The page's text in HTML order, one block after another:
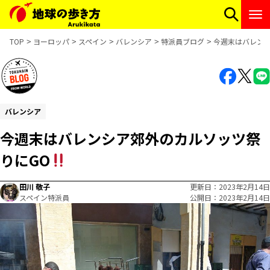
TOP ヨーロッパ スペイン バレンシア 特派員ブログ 今週末はバレン
バレンシア
今週末はバレンシア郊外のカルソッツ祭
りにGO
田川 敬子
スペイン特派員
更新日
2023年2月14日
公開日
2023年2月14日